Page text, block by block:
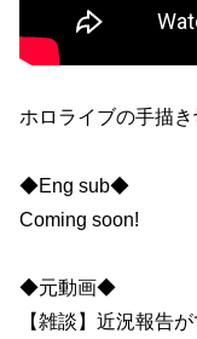
ホロライブの手描
◆Eng sub◆
Coming soon!
◆元動画◆
【雑談】近況報告